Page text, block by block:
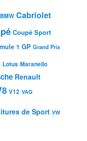
BMW Cabriolet
Coupé Sport
1 GP Grand Prix
Lotus Maranello
Renault
V12 VAG
de Sport VW